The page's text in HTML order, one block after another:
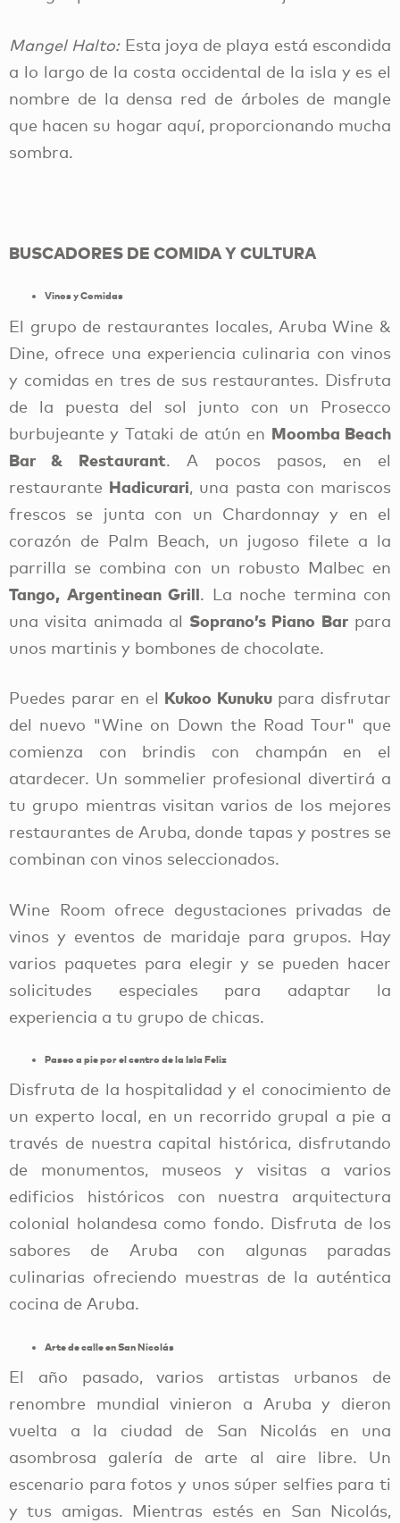
Mangel Halto:Esta joya de playa está escondida
a lo largo de la costa occidental de la isla y es el
nombre de la densa red de árboles de mangle
que hacen su hogar aquí, proporcionando mucha
sombra.
BUSCADORES DE COMIDA Y CULTURA
Vinos y Comidas
El grupo de restaurantes locales, Aruba Wine &
Dine, ofrece una experiencia culinaria con vinos
y comidas en tres de sus restaurantes. Disfruta
de la puesta del sol junto con un Prosecco
burbujeante y Tataki de atún en Moomba Beach
Bar & Restaurant. A pocos pasos, en el
restaurante Hadicurari, una pasta con mariscos
frescos se junta con un Chardonnay y en el
corazón de Palm Beach, un jugoso filete a la
parrilla se combina con un robusto Malbec en
Tango, Argentinean Grill. La noche termina con
una visita animada al Soprano’s Piano Barpara
unos martinis y bombones de chocolate.
Puedes parar en el Kukoo Kunukupara disfrutar
del nuevo "Wine on Down the Road Tour" que
comienza con brindis con champán en el
atardecer. Un sommelier profesional divertirá a
tu grupo mientras visitan varios de los mejores
restaurantes de Aruba, donde tapas y postres se
combinan con vinos seleccionados.
Wine Room ofrece degustaciones privadas de
vinos y eventos de maridaje para grupos. Hay
varios paquetes para elegir y se pueden hacer
solicitudes especiales para adaptar la
experiencia a tu grupo de chicas.
Paseo a pie por el centro de la Isla Feliz
Disfruta de la hospitalidad y el conocimiento de
un experto local, en un recorrido grupal a pie a
través de nuestra capital histórica, disfrutando
de monumentos, museos y visitas a varios
edificios históricos con nuestra arquitectura
colonial holandesa como fondo. Disfruta de los
sabores de Aruba con algunas paradas
culinarias ofreciendo muestras de la auténtica
cocina de Aruba.
Arte de calle en San Nicolás
El año pasado, varios artistas urbanos de
renombre mundial vinieron a Aruba y dieron
vuelta a la ciudad de San Nicolás en una
asombrosa galería de arte al aire libre. Un
escenario para fotos y unos súper selfies para ti
y tus amigas. Mientras estés en San Nicolás,